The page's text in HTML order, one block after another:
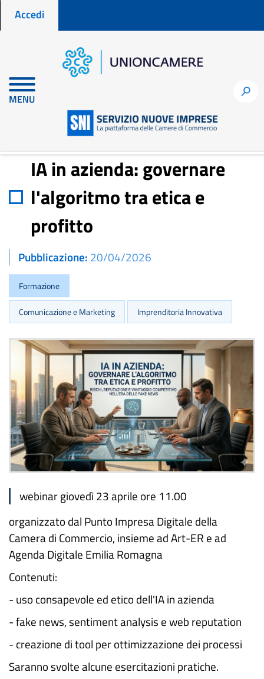
Menu profilo utente
Accedi
MENU
h
Home
IA in azienda: governare l'algoritmo tra etica e profitto
IA in azienda: governare
l'algoritmo tra etica e
profitto
Pubblicazione 20/04/2026
Formazione
Comunicazione e Marketing Imprenditoria Innovativa
webinar giovedì 23 aprile ore 11.00
organizzato dal Punto Impresa Digitale della
Camera di Commercio, insieme ad Art-ER e ad
Agenda Digitale Emilia Romagna
Contenuti:
- uso consapevole ed etico dell'IA in azienda
- fake news, sentiment analysis e web reputation
- creazione di tool per ottimizzazione dei processi
Saranno svolte alcune esercitazioni pratiche.